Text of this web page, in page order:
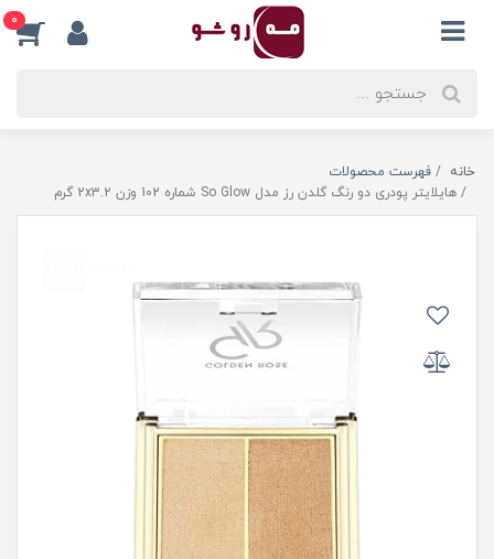
0
خانه
فهرست محصولات
هایلایتر پودری دو رنگ گلدن رز مدل So Glow شماره 102 وزن 2x3.2 گرم